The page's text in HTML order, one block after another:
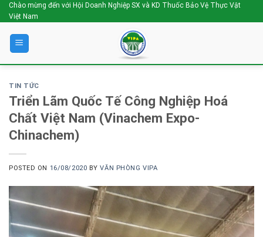
Skip
to
content
Chào mừng đến với Hội Doanh Nghiệp SX và KD Thuốc Bảo Vệ Thực Vật
Việt Nam
TIN TỨC
Triển Lãm Quốc Tế Công Nghiệp Hoá
Chất Việt Nam (Vinachem Expo-
Chinachem)
POSTED ON 16/08/2020 BYVĂN PHÒNG VIPA